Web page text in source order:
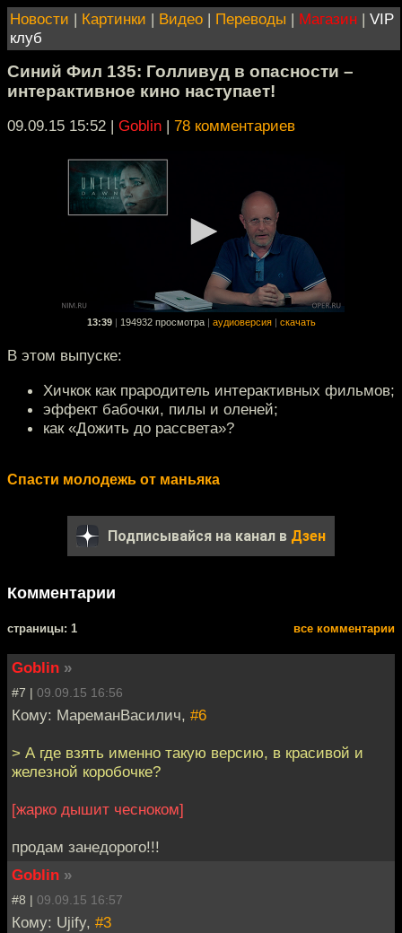
Новости | Картинки | Видео | Переводы | Магазин | VIP
клуб
Синий Фил 135: Голливуд в опасности –
интерактивное кино наступает!
09.09.15 15:52 | Goblin | 78 комментариев
13:39 194932 просмотра аудиоверсия скачать
В этом выпуске:
Хичкок как прародитель интерактивных фильмов;
эффект бабочки, пилы и оленей;
как «Дожить до рассвета»?
Спасти молодежь от маньяка
Подписывайся на канал в Дзен
Комментарии
cтраницы: 1 все комментарии
Goblin »
#7 | 09.09.15 16:56
Кому: МареманВасилич, #6
> А где взять именно такую версию, в красивой и
железной коробочке?
[жарко дышит чесноком]
продам занедорого!!!
Goblin »
#8 | 09.09.15 16:57
Кому: Ujify, #3